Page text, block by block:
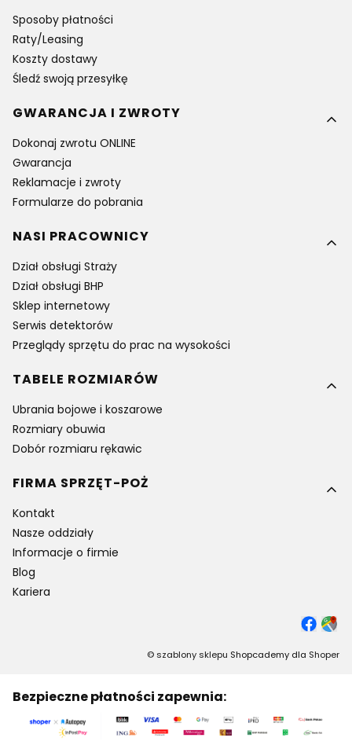
Sposoby płatności
Raty/Leasing
Koszty dostawy
Śledź swoją przesyłkę
GWARANCJA I ZWROTY
Dokonaj zwrotu ONLINE
Gwarancja
Reklamacje i zwroty
Formularze do pobrania
NASI PRACOWNICY
Dział obsługi Straży
Dział obsługi BHP
Sklep internetowy
Serwis detektorów
Przeglądy sprzętu do prac na wysokości
TABELE ROZMIARÓW
Ubrania bojowe i koszarowe
Rozmiary obuwia
Dobór rozmiaru rękawic
FIRMA SPRZĘT-POŻ
Kontakt
Nasze oddziały
Informacje o firmie
Blog
Kariera
© szablony sklepu Shopcademy dla Shoper
Bezpieczne płatności zapewnia: